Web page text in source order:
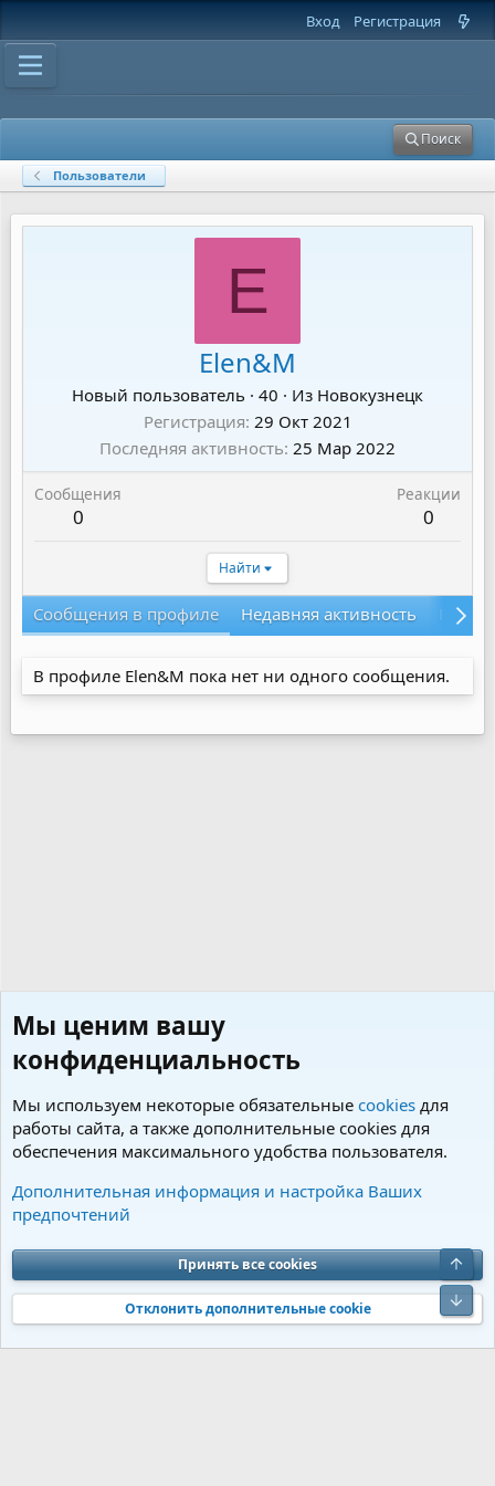
Вход Регистрация
Поиск
Пользователи
E
Elen&M
Новый пользователь · 40 · Из Новокузнецк
Регистрация 29 Окт 2021
Последняя активность 25 Мар 2022
Сообщения
0
Реакции
0
Найти
Сообщения в профиле Недавняя активность
В профиле Elen&M пока нет ни одного сообщения.
Пользователи
Cookies Charm by DCom
Обратная связь
Условия и правила
Политика конфиденциальности
Помощь
S
S
Community platform by XenForo® © 2010-2026 XenForo Ltd. Перевод от
Jumuro®|Media embeds via s9e/MediaSites
Мы ценим вашу
конфиденциальность
Мы используем некоторые обязательные cookies для
работы сайта, а также дополнительные cookies для
обеспечения максимального удобства пользователя.
Дополнительная информация и настройка Ваших
предпочтений
Принять все cookies
Отклонить дополнительные cookie
Верх
Низ